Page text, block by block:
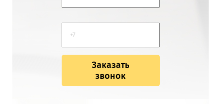
Заказать
звонок